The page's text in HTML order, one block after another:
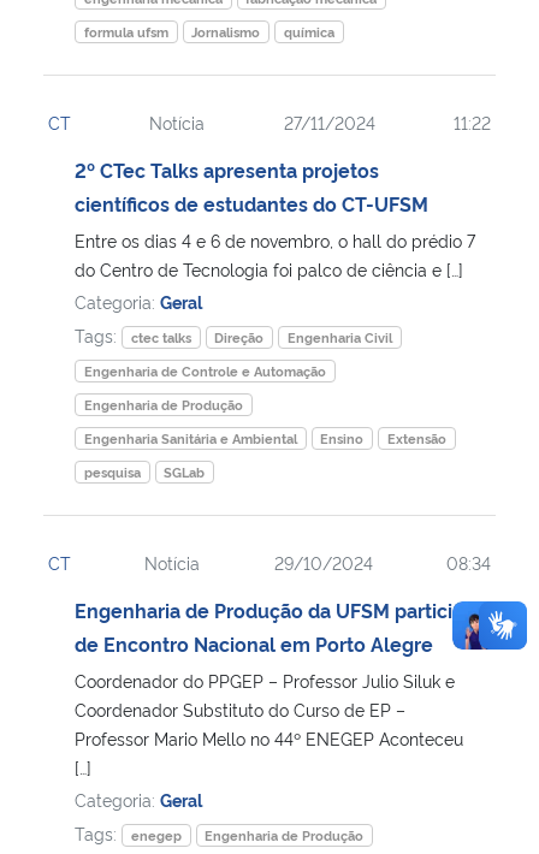
formula ufsm
Jornalismo química
CT Notícia 27/11/2024 11:22
2º CTec Talks apresenta projetos
científicos de estudantes do CT-UFSM
Entre os dias 4 e 6 de novembro, o hall do prédio 7
do Centro de Tecnologia foi palco de ciência e […]
Categoria: Geral
Tags:
ctec talks Direção
Engenharia Civil
Engenharia de Controle e Automação
Engenharia de Produção
Engenharia Sanitária e Ambiental
Ensino
Extensão
pesquisa
SGLab
CT Notícia 29/10/2024 08:34
Engenharia de Produção da UFSM participa
de Encontro Nacional em Porto Alegre
Coordenador do PPGEP – Professor Julio Siluk e
Coordenador Substituto do Curso de EP –
Professor Mario Mello no 44º ENEGEP Aconteceu
[…]
Categoria: Geral
Tags:
enegep Engenharia de Produção